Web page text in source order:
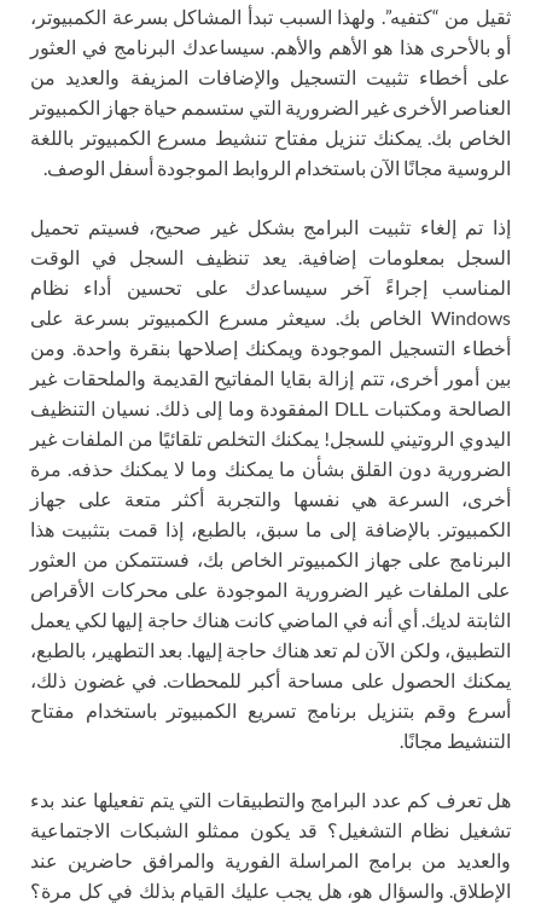
ثقيل من “كتفيه”. ولهذا السبب تبدأ المشاكل بسرعة الكمبيوتر،
أو بالأحرى هذا هو الأهم والأهم. سيساعدك البرنامج في العثور
على أخطاء تثبيت التسجيل والإضافات المزيفة والعديد من
العناصر الأخرى غير الضرورية التي ستسمم حياة جهاز الكمبيوتر
الخاص بك. يمكنك تنزيل مفتاح تنشيط مسرع الكمبيوتر باللغة
الروسية مجانًا الآن باستخدام الروابط الموجودة أسفل الوصف.
إذا تم إلغاء تثبيت البرامج بشكل غير صحيح، فسيتم تحميل
السجل بمعلومات إضافية. يعد تنظيف السجل في الوقت
المناسب إجراءً آخر سيساعدك على تحسين أداء نظام
Windows الخاص بك. سيعثر مسرع الكمبيوتر بسرعة على
أخطاء التسجيل الموجودة ويمكنك إصلاحها بنقرة واحدة. ومن
بين أمور أخرى، تتم إزالة بقايا المفاتيح القديمة والملحقات غير
الصالحة ومكتبات DLL المفقودة وما إلى ذلك. نسيان التنظيف
اليدوي الروتيني للسجل! يمكنك التخلص تلقائيًا من الملفات غير
الضرورية دون القلق بشأن ما يمكنك وما لا يمكنك حذفه. مرة
أخرى، السرعة هي نفسها والتجربة أكثر متعة على جهاز
الكمبيوتر. بالإضافة إلى ما سبق، بالطبع، إذا قمت بتثبيت هذا
البرنامج على جهاز الكمبيوتر الخاص بك، فستتمكن من العثور
على الملفات غير الضرورية الموجودة على محركات الأقراص
الثابتة لديك. أي أنه في الماضي كانت هناك حاجة إليها لكي يعمل
التطبيق، ولكن الآن لم تعد هناك حاجة إليها. بعد التطهير، بالطبع،
يمكنك الحصول على مساحة أكبر للمحطات. في غضون ذلك،
أسرع وقم بتنزيل برنامج تسريع الكمبيوتر باستخدام مفتاح
التنشيط مجانًا.
هل تعرف كم عدد البرامج والتطبيقات التي يتم تفعيلها عند بدء
تشغيل نظام التشغيل؟ قد يكون ممثلو الشبكات الاجتماعية
والعديد من برامج المراسلة الفورية والمرافق حاضرين عند
الإطلاق. والسؤال هو، هل يجب عليك القيام بذلك في كل مرة؟